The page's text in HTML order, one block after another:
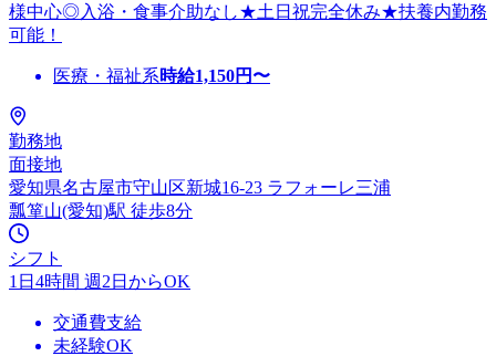
様中心◎入浴・食事介助なし★土日祝完全休み★扶養内勤務
可能！
医療・福祉系時給1,150円〜
勤務地
面接地
愛知県名古屋市守山区新城16-23 ラフォーレ三浦
瓢箪山(愛知)駅 徒歩8分
シフト
1日4時間 週2日からOK
交通費支給
未経験OK